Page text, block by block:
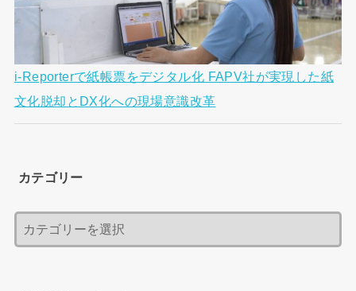
i-Reporterで紙帳票をデジタル化 FAPV社が実現した紙
文化脱却とDX化への現場意識改革
カテゴリー